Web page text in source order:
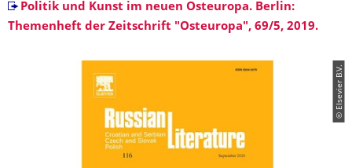
Politik und Kunst im neuen Osteuropa. Berlin:
Themenheft der Zeitschrift "Osteuropa", 69/5, 2019.
© Elsevier B.V.